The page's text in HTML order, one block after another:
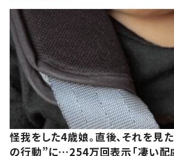
怪我をした4歳娘。直後、それを見
の行動”に…254万回表示「凄い配慮